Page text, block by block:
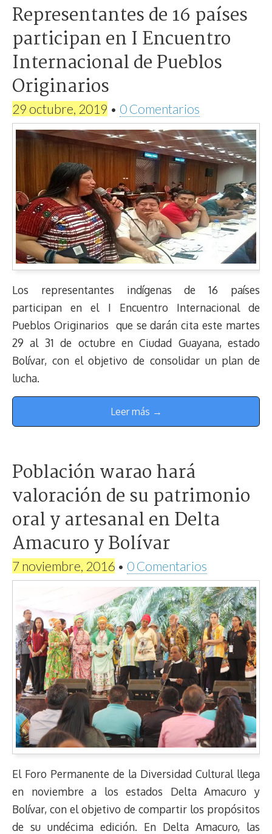
Representantes de 16 países
participan en I Encuentro
Internacional de Pueblos
Originarios
29 octubre, 2019 • 0 Comentarios
Los representantes indígenas de 16 países
participan en el I Encuentro Internacional de
Pueblos Originarios que se darán cita este martes
29 al 31 de octubre en Ciudad Guayana, estado
Bolívar, con el objetivo de consolidar un plan de
lucha.
Leer más →
Población warao hará
valoración de su patrimonio
oral y artesanal en Delta
Amacuro y Bolívar
7 noviembre, 2016 • 0 Comentarios
El Foro Permanente de la Diversidad Cultural llega
en noviembre a los estados Delta Amacuro y
Bolívar, con el objetivo de compartir los propósitos
de su undécima edición. En Delta Amacuro, las